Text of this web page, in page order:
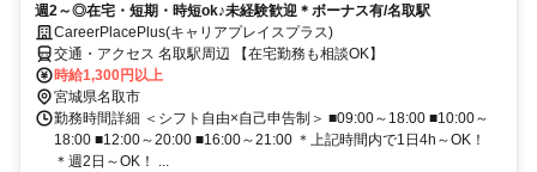
週2～◎在宅・短期・時短ok♪未経験歓迎＊ボーナス有/名取駅
CareerPlacePlus(キャリアプレイスプラス)
交通・アクセス 名取駅周辺 【在宅勤務も相談OK】
時給1,300円以上
宮城県名取市
勤務時間詳細 ＜シフト自由×自己申告制＞ ■09:00～18:00 ■10:00～
18:00 ■12:00～20:00 ■16:00～21:00 ＊上記時間内で1日4h～OK！
＊週2日～OK！ ...